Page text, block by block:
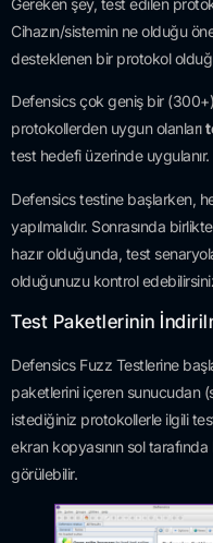
Gereken şey, test edilen
Cihazın/sistemin ne olduğu
desteklenen bir protokol
Defensics çok geniş bir
protokollerden uygun olanları
test hedefi üzerinde uygulanır.
Defensics testine başlarken,
yapılmalıdır. Sonrasında
hazır olduğunda, test
olduğunuzu kontrol
Test Paketlerinin
Defensics Fuzz Testlerine
paketlerini içeren sunucudan
istediğiniz protokollerle ilgili
ekran kopyasının sol
görülebilir.